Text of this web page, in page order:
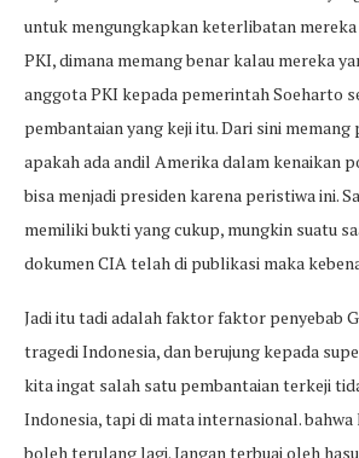
untuk mengungkapkan keterlibatan mereka
PKI, dimana memang benar kalau mereka
anggota PKI kepada pemerintah Soeharto
pembantaian yang keji itu. Dari sini
apakah ada andil Amerika dalam kenaikan
bisa menjadi presiden karena peristiwa ini.
memiliki bukti yang cukup, mungkin suatu
dokumen CIA telah di publikasi maka
Jadi itu tadi adalah faktor faktor penyebab
tragedi Indonesia, dan berujung kepada
kita ingat salah satu pembantaian terkeji
Indonesia, tapi di mata internasional. bahwa
boleh terulang lagi. Jangan terbuai oleh